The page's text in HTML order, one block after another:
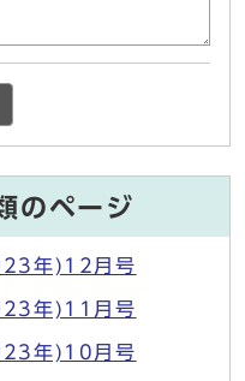
のページ
年)12月号
年)11月号
年)10月号